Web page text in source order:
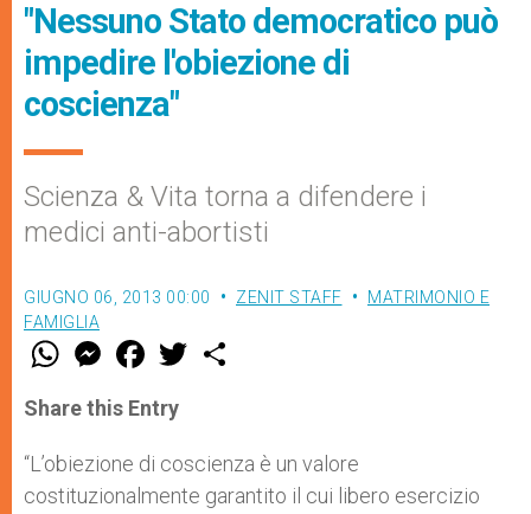
"Nessuno Stato democratico può
impedire l'obiezione di
coscienza"
Scienza & Vita torna a difendere i
medici anti-abortisti
GIUGNO 06, 2013 00:00 ZENIT STAFF
MATRIMONIO E
FAMIGLIA
W
t
s
p
p
M
e
s
e
g
e
r
F
a
e
b
o
k
w
r
Share this Entry
“L’obiezione di coscienza è un valore
costituzionalmente garantito il cui libero esercizio